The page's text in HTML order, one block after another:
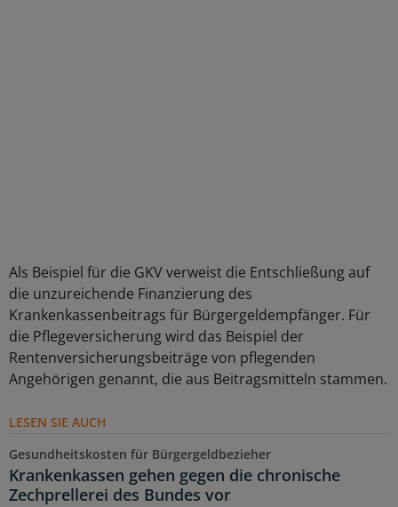
Als Beispiel für die GKV verweist die Entschließung auf
die unzureichende Finanzierung des
Krankenkassenbeitrags für Bürgergeldempfänger. Für
die Pflegeversicherung wird das Beispiel der
Rentenversicherungsbeiträge von pflegenden
Angehörigen genannt, die aus Beitragsmitteln stammen.
LESEN SIE AUCH
Gesundheitskosten für Bürgergeldbezieher
Krankenkassen gehen gegen die chronische
Zechprellerei des Bundes vor